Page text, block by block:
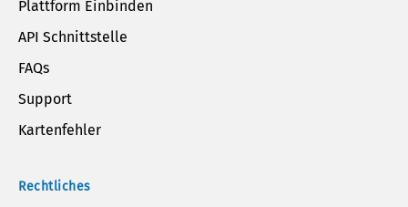
Plattform Einbinden
API Schnittstelle
FAQs
Support
Kartenfehler
Rechtliches